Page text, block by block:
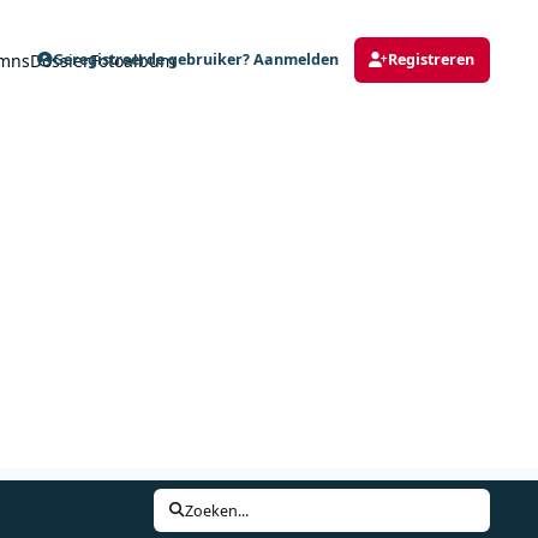
DossierFotoalbum
Geregistreerde gebruiker? Aanmelden Registreren
Zoeken...